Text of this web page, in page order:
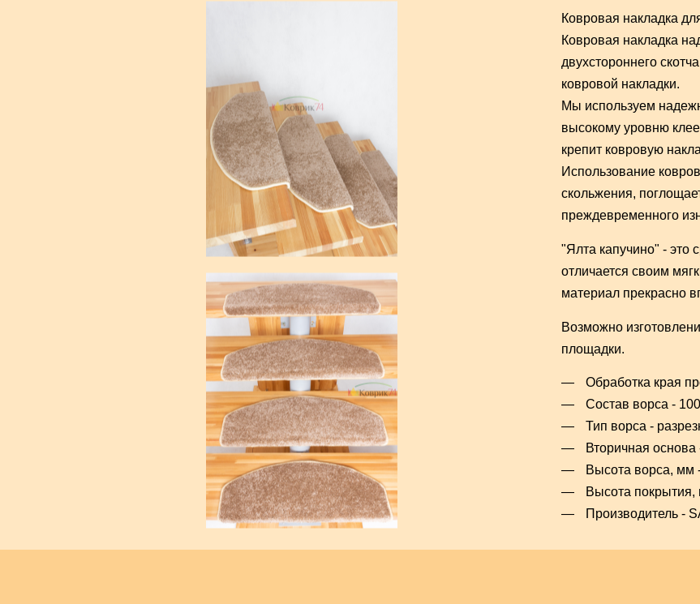
Ковровая накладка
Ковровая накладка
двухстороннего
ковровой накладки.
Мы используем
высокому уровню
крепит ковровую
Использование
скольжения,
преждевременного
"Ялта капучино" - это
отличается своим
материал прекрасно
Возможно
площадки.
Обработка края
Состав ворса -
Тип ворса -
Вторичная основа
Высота ворса, мм
Высота покрытия,
Производитель -